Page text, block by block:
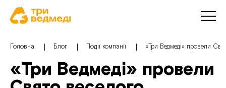
Головна Блог Події компанії «Три Ведмеді» провели
«Три Ведмеді» провели